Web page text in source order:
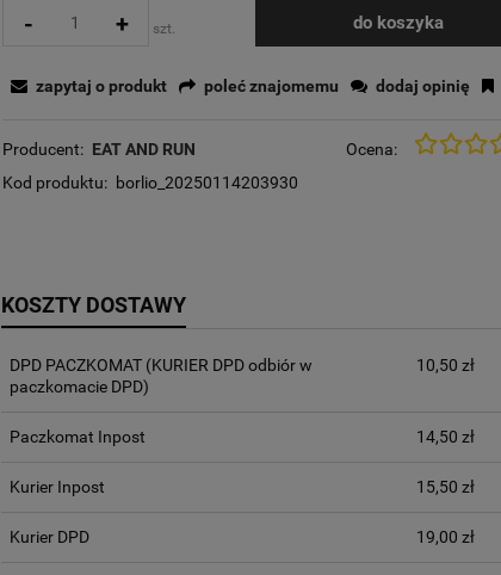
- + szt. do koszyka
Ocena:
Producent: EAT AND RUN
Kod produktu: borlio_20250114203930
zapytaj o produkt poleć znajomemu dodaj opinię
KOSZTY DOSTAWY
DPD PACZKOMAT(KURIER DPD odbiór w
paczkomacie DPD)
10,50 zł
Paczkomat Inpost 14,50 zł
Kurier Inpost 15,50 zł
Kurier DPD 19,00 zł